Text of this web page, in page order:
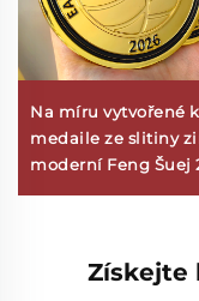
Na míru vytvořené
medaile ze slitiny
moderní Feng Šuej
personalizace loga
Získejte